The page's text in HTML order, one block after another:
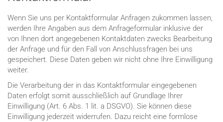
Wenn Sie uns per Kontaktformular Anfragen zukommen lassen,
werden Ihre Angaben aus dem Anfrageformular inklusive der
von Ihnen dort angegebenen Kontaktdaten zwecks Bearbeitung
der Anfrage und für den Fall von Anschlussfragen bei uns
gespeichert. Diese Daten geben wir nicht ohne Ihre Einwilligung
weiter.
Die Verarbeitung der in das Kontaktformular eingegebenen
Daten erfolgt somit ausschließlich auf Grundlage Ihrer
Einwilligung (Art. 6 Abs. 1 lit. a DSGVO). Sie können diese
Einwilligung jederzeit widerrufen. Dazu reicht eine formlose